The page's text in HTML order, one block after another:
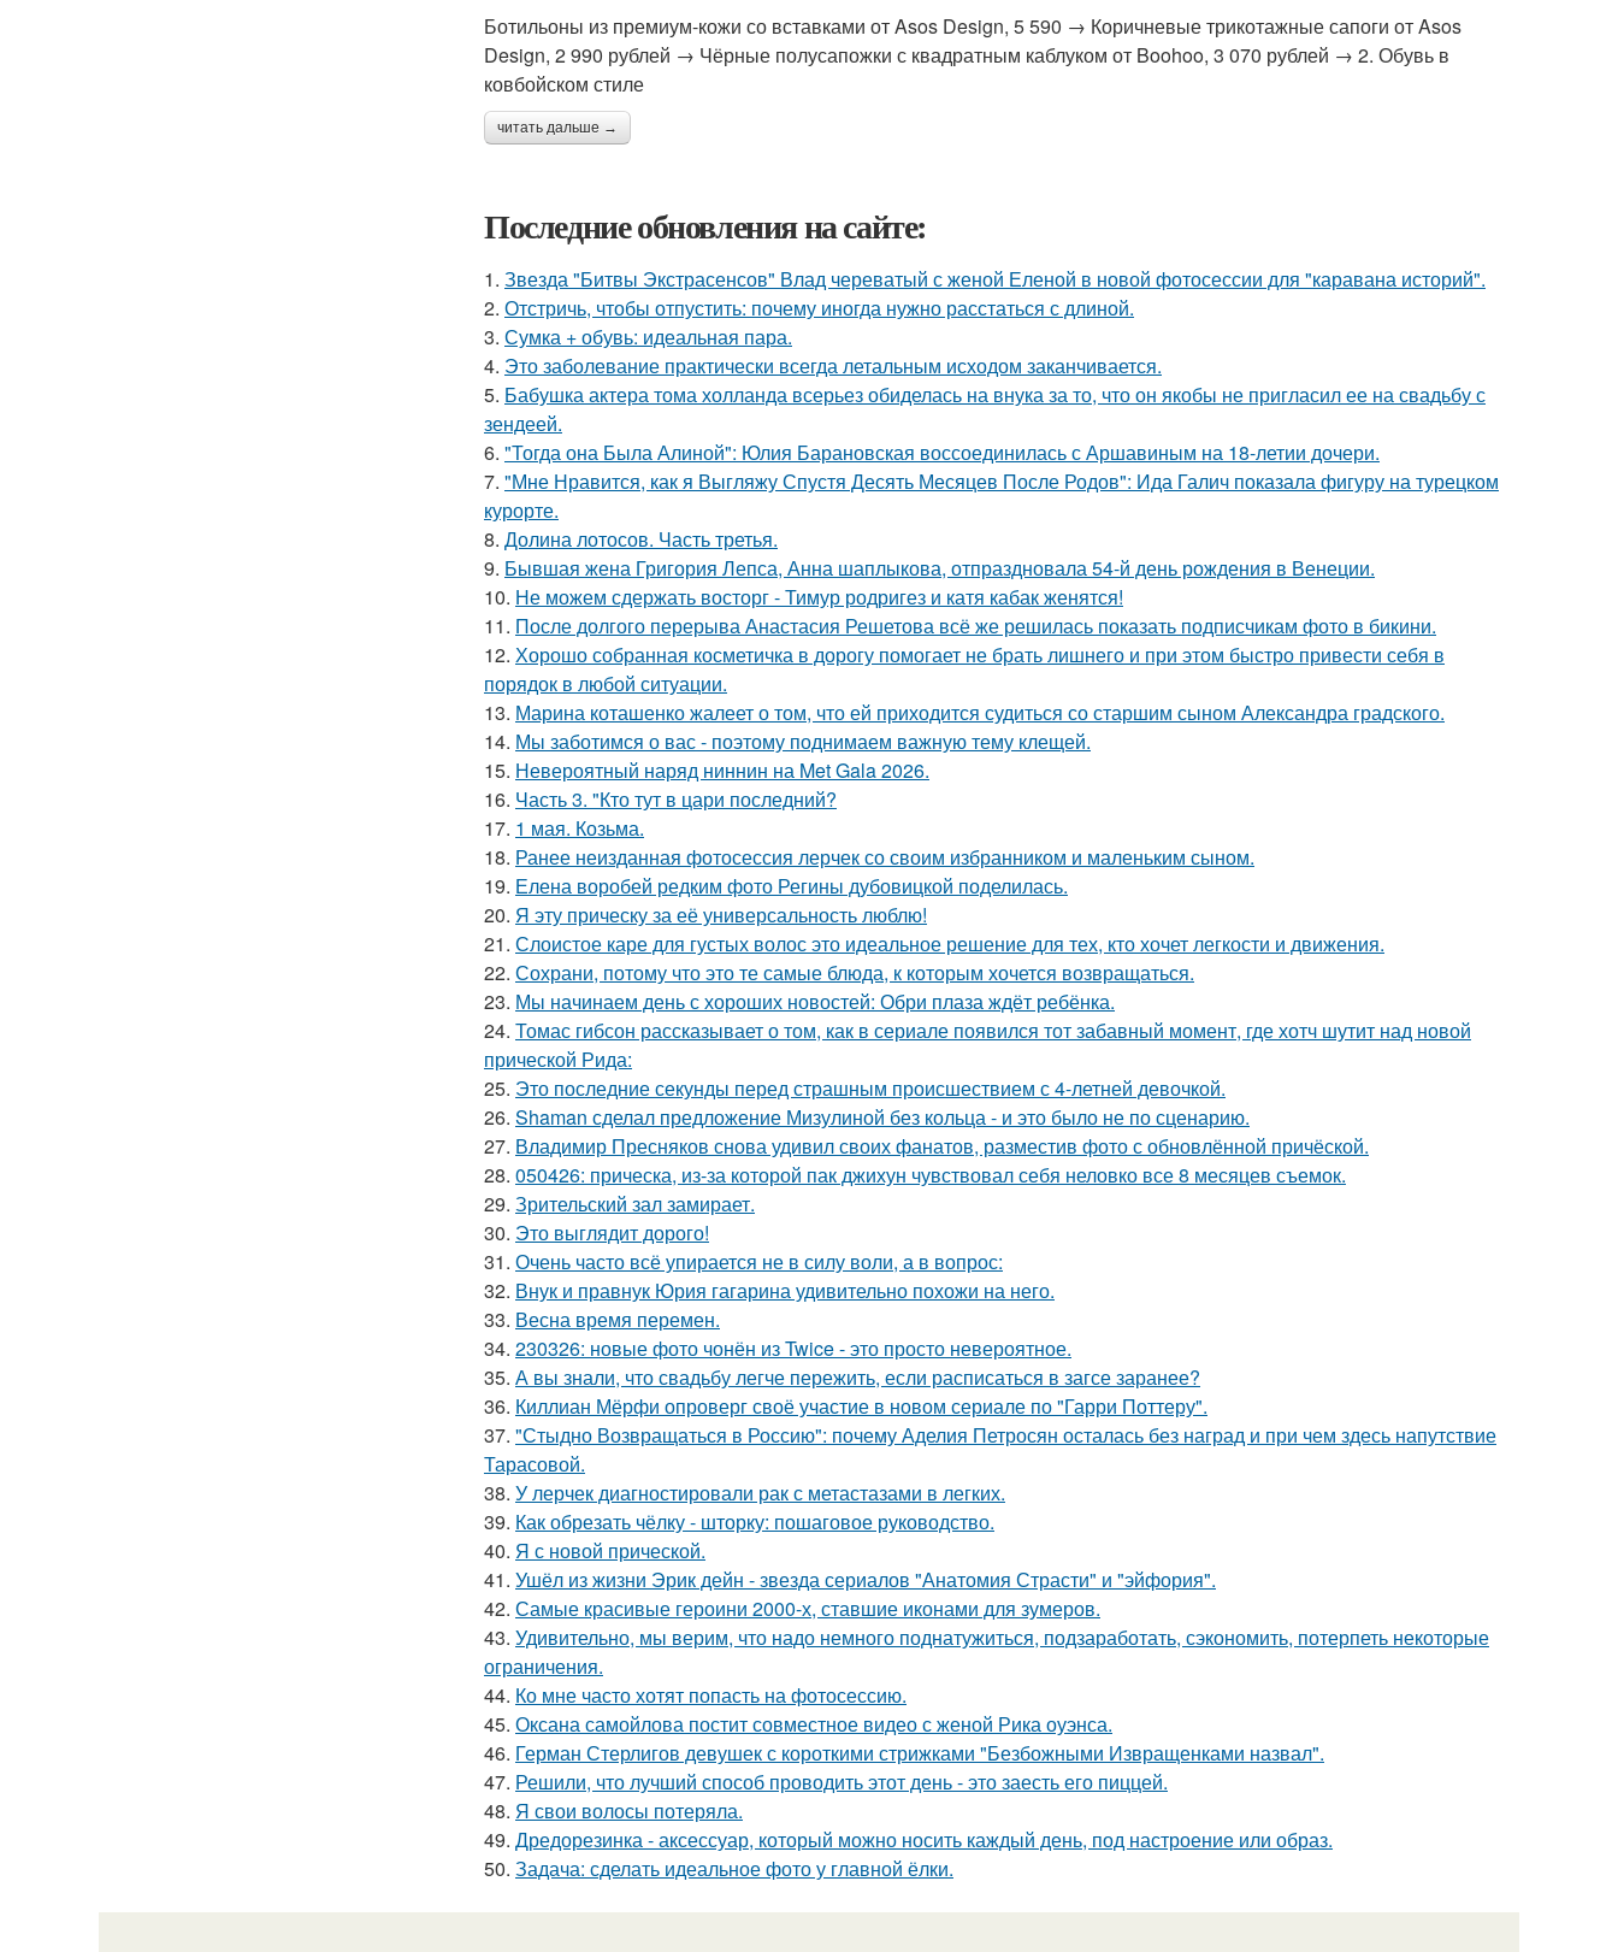
Ботильоны из премиум-кожи со вставками от Asos Design, 5 590 → Коричневые трикотажные сапоги от Asos
Design, 2 990 рублей → Чёрные полусапожки с квадратным каблуком от Boohoo, 3 070 рублей → 2. Обувь в
ковбойском стиле
читать дальше →
Последние обновления на сайте:
1. Звезда "Битвы Экстрасенсов" Влад череватый с женой Еленой в новой фотосессии для "каравана историй".
2. Отстричь, чтобы отпустить: почему иногда нужно расстаться с длиной.
3. Сумка + обувь: идеальная пара.
4. Это заболевание практически всегда летальным исходом заканчивается.
5. Бабушка актера тома холланда всерьез обиделась на внука за то, что он якобы не пригласил ее на свадьбу с
зендеей.
6. "Тогда она Была Алиной": Юлия Барановская воссоединилась с Аршавиным на 18-летии дочери.
7. "Мне Нравится, как я Выгляжу Спустя Десять Месяцев После Родов": Ида Галич показала фигуру на турецком
курорте.
8. Долина лотосов. Часть третья.
9. Бывшая жена Григория Лепса, Анна шаплыкова, отпраздновала 54-й день рождения в Венеции.
10. Не можем сдержать восторг - Тимур родригез и катя кабак женятся!
11. После долгого перерыва Анастасия Решетова всё же решилась показать подписчикам фото в бикини.
12. Хорошо собранная косметичка в дорогу помогает не брать лишнего и при этом быстро привести себя в
порядок в любой ситуации.
13. Марина коташенко жалеет о том, что ей приходится судиться со старшим сыном Александра градского.
14. Мы заботимся о вас - поэтому поднимаем важную тему клещей.
15. Невероятный наряд ниннин на Met Gala 2026.
16. Часть 3. "Кто тут в цари последний?
17. 1 мая. Козьма.
18. Ранее неизданная фотосессия лерчек со своим избранником и маленьким сыном.
19. Елена воробей редким фото Регины дубовицкой поделилась.
20. Я эту прическу за её универсальность люблю!
21. Слоистое каре для густых волос это идеальное решение для тех, кто хочет легкости и движения.
22. Сохрани, потому что это те самые блюда, к которым хочется возвращаться.
23. Мы начинаем день с хороших новостей: Обри плаза ждёт ребёнка.
24. Томас гибсон рассказывает о том, как в сериале появился тот забавный момент, где хотч шутит над новой
прической Рида:
25. Это последние секунды перед страшным происшествием с 4-летней девочкой.
26. Shaman сделал предложение Мизулиной без кольца - и это было не по сценарию.
27. Владимир Пресняков снова удивил своих фанатов, разместив фото с обновлённой причёской.
28. 050426: прическа, из-за которой пак джихун чувствовал себя неловко все 8 месяцев съемок.
29. Зрительский зал замирает.
30. Это выглядит дорого!
31. Очень часто всё упирается не в силу воли, а в вопрос:
32. Внук и правнук Юрия гагарина удивительно похожи на него.
33. Весна время перемен.
34. 230326: новые фото чонён из Twice - это просто невероятное.
35. А вы знали, что свадьбу легче пережить, если расписаться в загсе заранее?
36. Киллиан Мёрфи опроверг своё участие в новом сериале по "Гарри Поттеру".
37. "Стыдно Возвращаться в Россию": почему Аделия Петросян осталась без наград и при чем здесь напутствие
Тарасовой.
38. У лерчек диагностировали рак с метастазами в легких.
39. Как обрезать чёлку - шторку: пошаговое руководство.
40. Я с новой прической.
41. Ушёл из жизни Эрик дейн - звезда сериалов "Анатомия Страсти" и "эйфория".
42. Самые красивые героини 2000-х, ставшие иконами для зумеров.
43. Удивительно, мы верим, что надо немного поднатужиться, подзаработать, сэкономить, потерпеть некоторые
ограничения.
44. Ко мне часто хотят попасть на фотосессию.
45. Оксана самойлова постит совместное видео с женой Рика оуэнса.
46. Герман Стерлигов девушек с короткими стрижками "Безбожными Извращенками назвал".
47. Решили, что лучший способ проводить этот день - это заесть его пиццей.
48. Я свои волосы потеряла.
49. Дредорезинка - аксессуар, который можно носить каждый день, под настроение или образ.
50. Задача: сделать идеальное фото у главной ёлки.